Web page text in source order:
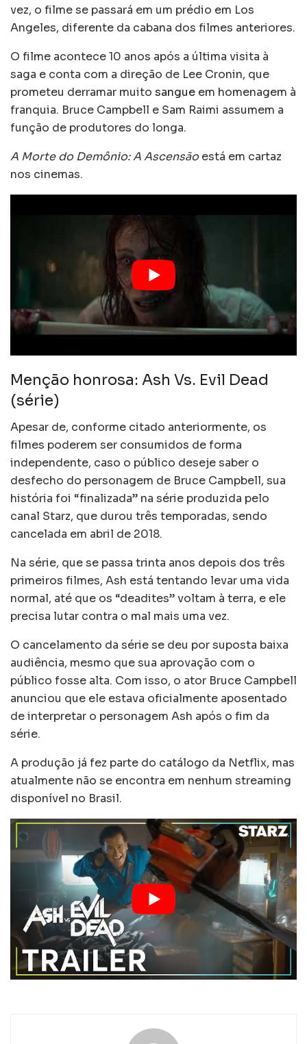
vez, o filme se passará em um prédio em Los
Angeles, diferente da cabana dos filmes anteriores.
O filme acontece 10 anos após a última visita à
saga e conta com a direção de Lee Cronin, que
prometeu derramar muito sangue em homenagem à
franquia. Bruce Campbell e Sam Raimi assumem a
função de produtores do longa.
A Morte do Demônio: A Ascensãoestá em cartaz
nos cinemas.
Menção honrosa: Ash Vs. Evil Dead
(série)
Apesar de, conforme citado anteriormente, os
filmes poderem ser consumidos de forma
independente, caso o público deseje saber o
desfecho do personagem de Bruce Campbell, sua
história foi “finalizada” na série produzida pelo
canal Starz, que durou três temporadas, sendo
cancelada em abril de 2018.
Na série, que se passa trinta anos depois dos três
primeiros filmes, Ash está tentando levar uma vida
normal, até que os “deadites” voltam à terra, e ele
precisa lutar contra o mal mais uma vez.
O cancelamento da série se deu por suposta baixa
audiência, mesmo que sua aprovação com o
público fosse alta. Com isso, o ator Bruce Campbell
anunciou que ele estava oficialmente aposentado
de interpretar o personagem Ash após o fim da
série.
A produção já fez parte do catálogo da Netflix, mas
atualmente não se encontra em nenhum streaming
disponível no Brasil.